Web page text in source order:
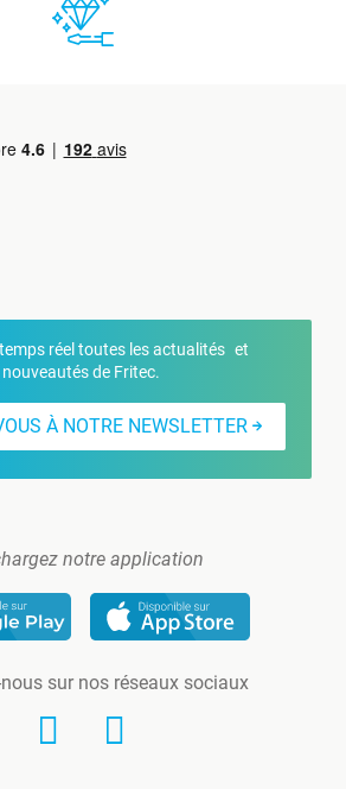
temps réel toutes les actualités et
nouveautés de Fritec.
À NOTRE NEWSLETTER
notre application
nous sur nos réseaux sociaux